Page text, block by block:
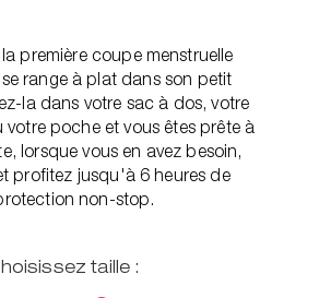
première coupe menstruelle
range à plat dans son petit
la dans votre sac à dos, votre
votre poche et vous êtes prête à
lorsque vous en avez besoin,
profitez jusqu'à 6 heures de
non-stop.
taille :